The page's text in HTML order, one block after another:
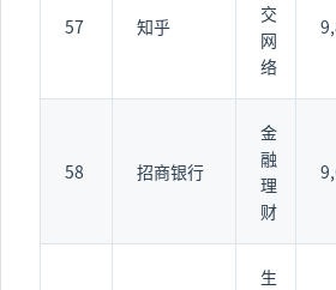
57 知乎
交
网
络
58 招商银行
金
融
理
财
生